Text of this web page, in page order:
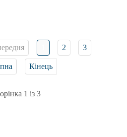
2 3
Кінець
1 із 3